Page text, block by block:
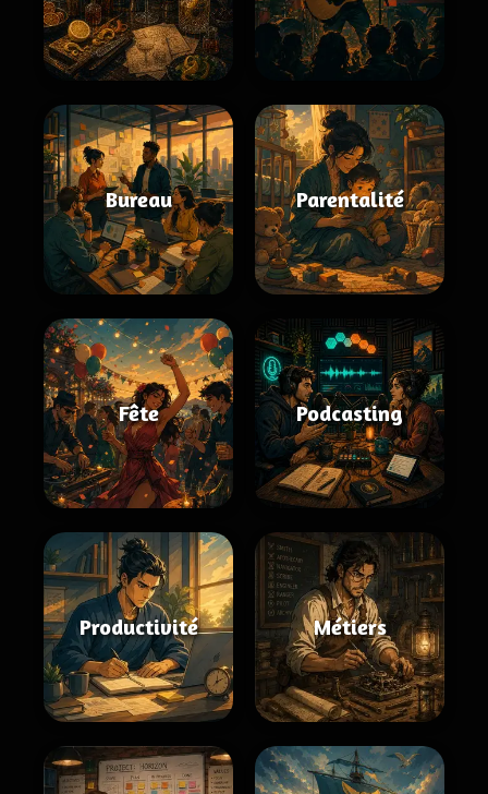
Bureau Parentalité
Fête Podcasting
Productivité Métiers